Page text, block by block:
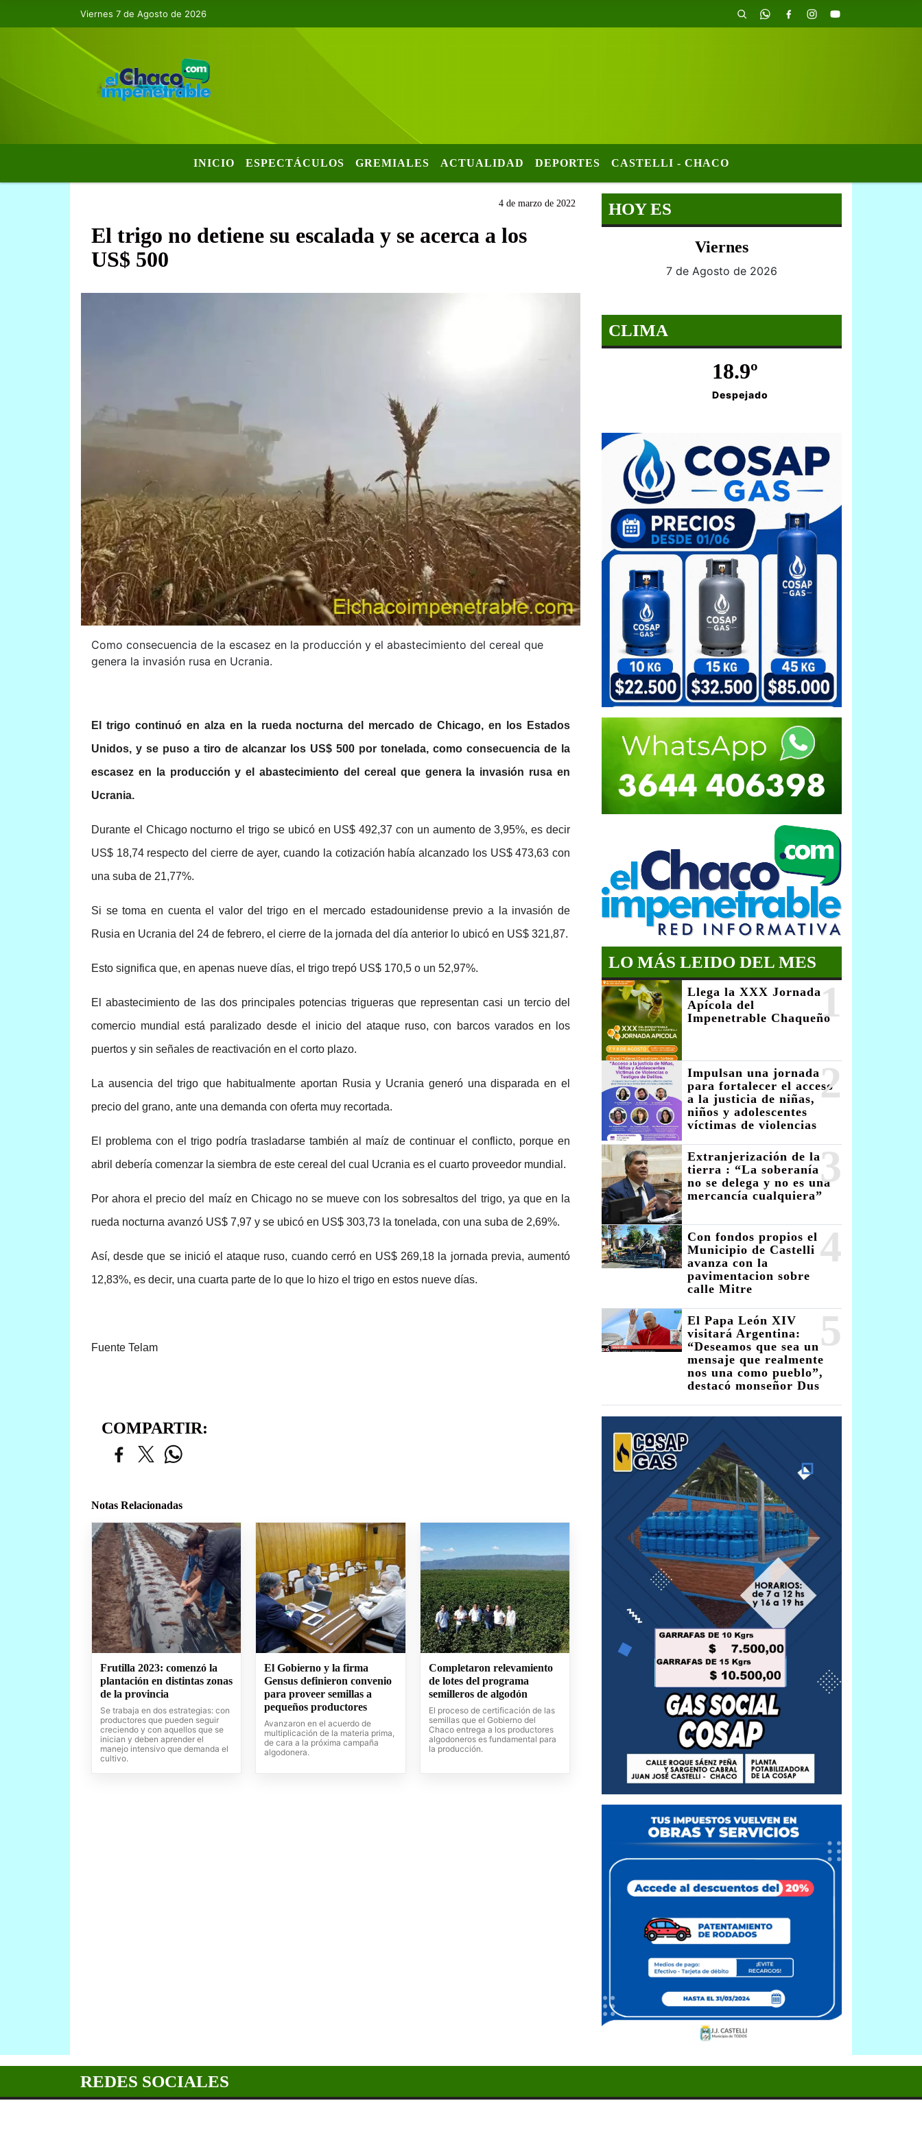
Viernes 7 de Agosto de 2026
INICIO ESPECTÁCULOS GREMIALES ACTUALIDAD DEPORTES CASTELLI - CHACO
4 de marzo de 2022
El trigo no detiene su escalada y se acerca a los
US$ 500
Como consecuencia de la escasez en la producción y el abastecimiento del cereal que
genera la invasión rusa en Ucrania.
El trigo continuó en alza en la rueda nocturna del mercado de Chicago, en los Estados
Unidos, y se puso a tiro de alcanzar los US$ 500 por tonelada, como consecuencia de la
escasez en la producción y el abastecimiento del cereal que genera la invasión rusa en
Ucrania.
Durante el Chicago nocturno el trigo se ubicó en US$ 492,37 con un aumento de 3,95%, es decir
US$ 18,74 respecto del cierre de ayer, cuando la cotización había alcanzado los US$ 473,63 con
una suba de 21,77%.
Si se toma en cuenta el valor del trigo en el mercado estadounidense previo a la invasión de
Rusia en Ucrania del 24 de febrero, el cierre de la jornada del día anterior lo ubicó en US$ 321,87.
Esto significa que, en apenas nueve días, el trigo trepó US$ 170,5 o un 52,97%.
El abastecimiento de las dos principales potencias trigueras que representan casi un tercio del
comercio mundial está paralizado desde el inicio del ataque ruso, con barcos varados en los
puertos y sin señales de reactivación en el corto plazo.
La ausencia del trigo que habitualmente aportan Rusia y Ucrania generó una disparada en el
precio del grano, ante una demanda con oferta muy recortada.
El problema con el trigo podría trasladarse también al maíz de continuar el conflicto, porque en
abril debería comenzar la siembra de este cereal del cual Ucrania es el cuarto proveedor mundial.
Por ahora el precio del maíz en Chicago no se mueve con los sobresaltos del trigo, ya que en la
rueda nocturna avanzó US$ 7,97 y se ubicó en US$ 303,73 la tonelada, con una suba de 2,69%.
Así, desde que se inició el ataque ruso, cuando cerró en US$ 269,18 la jornada previa, aumentó
12,83%, es decir, una cuarta parte de lo que lo hizo el trigo en estos nueve días.
Fuente Telam
COMPARTIR:
Notas Relacionadas
Frutilla 2023: comenzó la
plantación en distintas zonas
de la provincia
Se trabaja en dos estrategias: con
productores que pueden seguir
creciendo y con aquellos que se
inician y deben aprender el
manejo intensivo que demanda el
cultivo.
El Gobierno y la firma
Gensus definieron convenio
para proveer semillas a
pequeños productores
Avanzaron en el acuerdo de
multiplicación de la materia prima,
de cara a la próxima campaña
algodonera.
Completaron relevamiento
de lotes del programa
semilleros de algodón
El proceso de certificación de las
semillas que el Gobierno del
Chaco entrega a los productores
algodoneros es fundamental para
la producción.
HOY ES
Viernes
7 de Agosto de 2026
CLIMA
18.9º
Despejado
LO MÁS LEIDO DEL MES
1
Llega la XXX Jornada
Apícola del
Impenetrable Chaqueño
2
Impulsan una jornada
para fortalecer el acceso
a la justicia de niñas,
niños y adolescentes
víctimas de violencias
3
Extranjerización de la
tierra : “La soberanía
no se delega y no es una
mercancía cualquiera”
4
Con fondos propios el
Municipio de Castelli
avanza con la
pavimentacion sobre
calle Mitre
5
El Papa León XIV
visitará Argentina:
“Deseamos que sea un
mensaje que realmente
nos una como pueblo”,
destacó monseñor Dus
REDES SOCIALES